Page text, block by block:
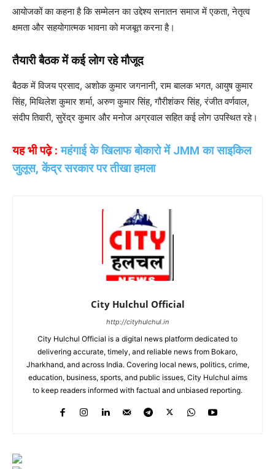
आयोजकों का कहना है कि सम्मेलन का उद्देश्य सनातन समाज में एकता, नेतृत्व
क्षमता और सहयोगात्मक भावना को मजबूत करना है।
तैयारी बैठक में कई लोग रहे मौजूद
बैठक में विजय प्रसाद, अशोक कुमार जगनानी, राम बालक भगत, आयुष कुमार
सिंह, मिथिलेश कुमार शर्मा, अरुण कुमार सिंह, गौरीशंकर सिंह, रंजीत वर्णवाल,
संदीप तिवारी, सुरेंद्र कुमार और मनोज अग्रवाल सहित कई लोग उपस्थित रहे।
यह भी पढ़े :महंगाई के खिलाफ बोकारो में JMM का साइकिल
जुलूस, केंद्र सरकार पर तीखा हमला
City Hulchul Official
http://cityhulchul.in
City Hulchul Official is a digital news platform dedicated to
delivering accurate, timely, and reliable news from Bokaro,
Jharkhand, and across India. Covering local news, politics, crime,
education, business, sports, and public issues, City Hulchul aims
to keep readers informed with factual and unbiased reporting.